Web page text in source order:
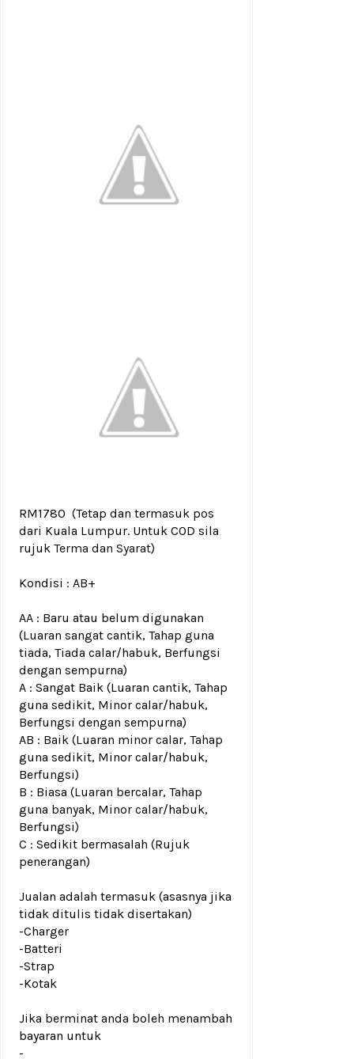
RM1780 (Tetap dan termasuk pos
dari Kuala Lumpur. Untuk COD sila
rujuk Terma dan Syarat)
Kondisi : AB+
AA : Baru atau belum digunakan
(Luaran sangat cantik, Tahap guna
tiada, Tiada calar/habuk, Berfungsi
dengan sempurna)
A : Sangat Baik (Luaran cantik, Tahap
guna sedikit, Minor calar/habuk,
Berfungsi dengan sempurna)
AB : Baik (Luaran minor calar, Tahap
guna sedikit, Minor calar/habuk,
Berfungsi)
B : Biasa (Luaran bercalar, Tahap
guna banyak, Minor calar/habuk,
Berfungsi)
C : Sedikit bermasalah (Rujuk
penerangan)
Jualan adalah termasuk (asasnya jika
tidak ditulis tidak disertakan)
-Charger
-Batteri
-Strap
-Kotak
Jika berminat anda boleh menambah
bayaran untuk
-